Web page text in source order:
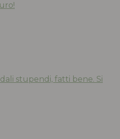
stupendi, fatti bene. Si